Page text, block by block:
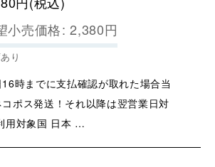
小売価格: 2,380円
り
時までに支払確認が取れた場合当
コポス発送！それ以降は翌営業日対
用対象国 日本 …